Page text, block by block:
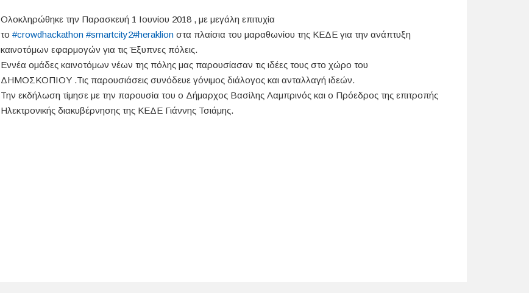
Ολοκληρώθηκε την Παρασκευή 1 Ιουνίου 2018 , με μεγάλη επιτυχία
το #crowdhackathon #smartcity2#heraklion στα πλαίσια του μαραθωνίου της ΚΕΔΕ για την ανάπτυξη
καινοτόμων εφαρμογών για τις Έξυπνες πόλεις.
Εννέα ομάδες καινοτόμων νέων της πόλης μας παρουσίασαν τις ιδέες τους στο χώρο του
ΔΗΜΟΣΚΟΠΙΟΥ .Τις παρουσιάσεις συνόδευε γόνιμος διάλογος και ανταλλαγή ιδεών.
Την εκδήλωση τίμησε με την παρουσία του ο Δήμαρχος Βασίλης Λαμπρινός και ο Πρόεδρος της επιτροπής
Ηλεκτρονικής διακυβέρνησης της ΚΕΔΕ Γιάννης Τσιάμης.